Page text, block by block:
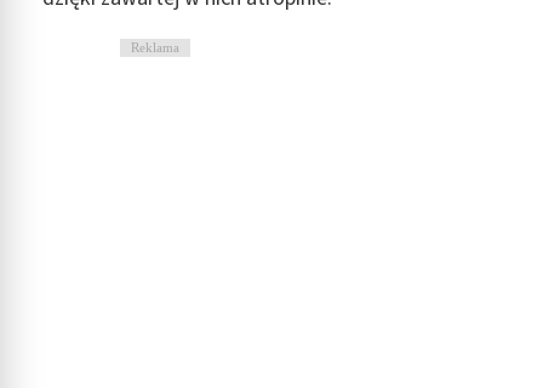
Reklama